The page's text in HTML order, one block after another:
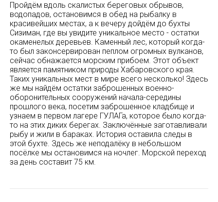
Пройдём вдоль скалистых береговых обрывов,
водопадов, остановимся в обед на рыбалку в
красивейших местах, а к вечеру дойдём до бухты
Сизиман, где вы увидите уникальное место - остатки
окаменелых деревьев. Каменный лес, который когда-
то был законсервирован пеплом огромных вулканов,
сейчас обнажается морским прибоем. Этот объект
является памятником природы Хабаровского края.
Таких уникальных мест в мире всего несколько! Здесь
же мы найдём остатки заброшенных военно-
оборонительных сооружений начала-середины
прошлого века, посетим заброшенное кладбище и
узнаем в первом лагере ГУЛАГа, которое было когда-
то на этих диких берегах. Заключённые заготавливали
рыбу и жили в бараках. История оставила следы в
этой бухте. Здесь же неподалёку в небольшом
посёлке мы остановимся на ночлег. Морской переход
за день составит 75 км.